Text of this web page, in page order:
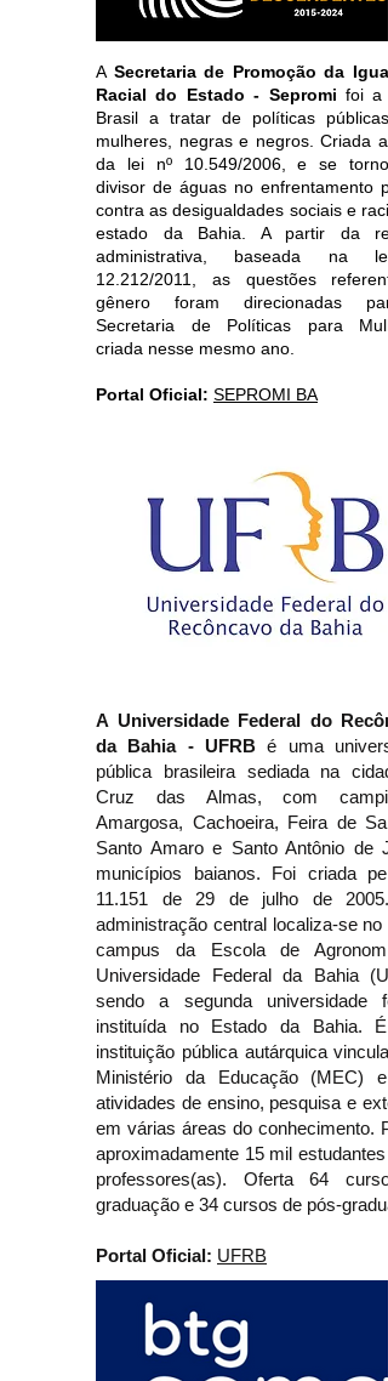
A Secretaria de Promoção da
Racial do Estado - Sepromi foi a
Brasil a tratar de políticas públicas
mulheres, negras e negros. Criada
da lei nº 10.549/2006, e se
divisor de águas no enfrentamento
contra as desigualdades sociais e
estado da Bahia. A partir da
administrativa, baseada na
12.212/2011, as questões
gênero foram direcionadas
Secretaria de Políticas para
criada nesse mesmo ano.
Portal Oficial: SEPROMI BA
A Universidade Federal do
da Bahia - UFRB é uma
pública brasileira sediada na
Cruz das Almas, com
Amargosa, Cachoeira, Feira de
Santo Amaro e Santo Antônio de
municípios baianos. Foi criada
11.151 de 29 de julho de 2005.
administração central localiza-se no
campus da Escola de
Universidade Federal da Bahia
sendo a segunda universidade
instituída no Estado da Bahia. É
instituição pública autárquica
Ministério da Educação (MEC) e
atividades de ensino, pesquisa e
em várias áreas do conhecimento.
aproximadamente 15 mil estudantes
professores(as). Oferta 64
graduação e 34 cursos de pós-
Portal Oficial: UFRB